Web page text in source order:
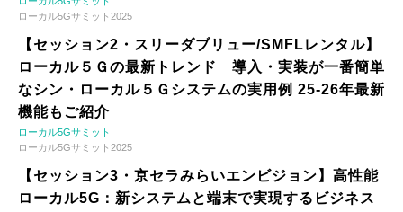
ローカル5Gサミット2025
【セッション2・スリーダブリュー/SMFLレンタル】
ローカル５Ｇの最新トレンド 導入・実装が一番簡単
なシン・ローカル５Ｇシステムの実用例 25-26年最新
機能もご紹介
ローカル5Gサミット
ローカル5Gサミット2025
【セッション3・京セラみらいエンビジョン】高性能
ローカル5G：新システムと端末で実現するビジネス